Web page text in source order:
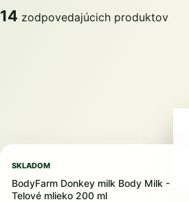
14 zodpovedajúcich produktov
SKLADOM
BodyFarm Donkey milk Body Milk -
Telové mlieko 200 ml